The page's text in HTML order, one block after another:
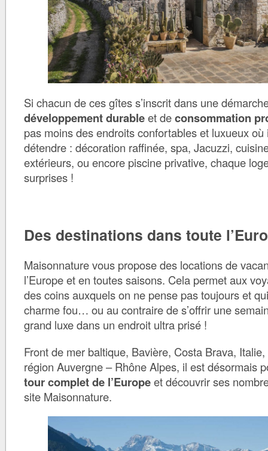
Si chacun de ces gîtes s’inscrit dans une
développement durableet deconsommation
pas moins des endroits confortables et luxueux où
détendre : décoration raffinée, spa, Jacuzzi,
extérieurs, ou encore piscine privative, chaque
surprises !
Des destinations dans toute
Maisonnature vous propose des locations de
l’Europe et en toutes saisons. Cela permet aux
des coins auxquels on ne pense pas toujours et
charme fou… ou au contraire de s’offrir une
grand luxe dans un endroit ultra prisé !
Front de mer baltique, Bavière, Costa Brava,
région Auvergne – Rhône Alpes, il est désormais
tour complet de l’Europeet découvrir ses
site Maisonnature.